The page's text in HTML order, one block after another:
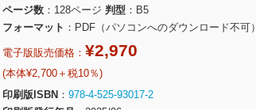
ページ数
128ページ 判型
B5
フォーマット
PDF（パソコンへのダウンロード不可）
電子版販売価格： ¥2,970
(本体¥2,700＋税10％)
印刷版ISBN
978-4-525-93017-2